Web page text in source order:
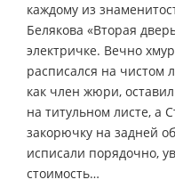
каждому из
Белякова «Вторая
электричке. Вечно
расписался на чистом
как член жюри,
на титульном листе, а
закорючку на задней
исписали порядочно,
стоимость…